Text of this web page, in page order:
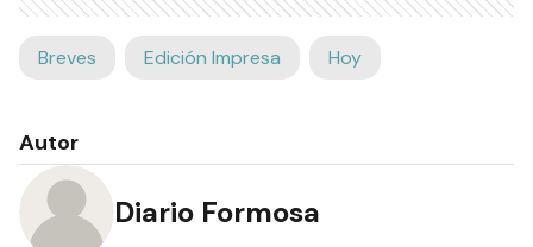
Breves Edición Impresa Hoy
Autor
Diario Formosa